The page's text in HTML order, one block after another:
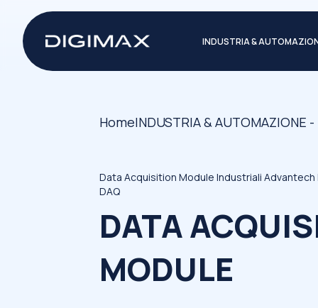
INDUSTRIA &
HomeINDUSTRIA & AUTOMAZIONE
Data Acquisition Module Industriali
DAQ
DATA
MODULE